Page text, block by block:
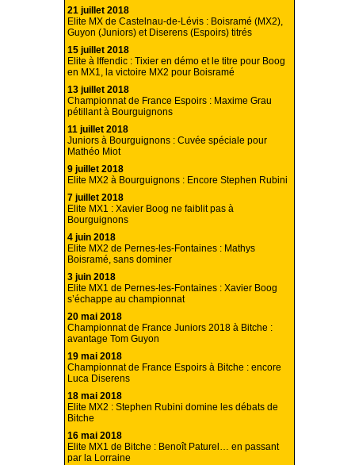
21 juillet 2018
Elite MX de Castelnau-de-Lévis : Boisramé (MX2),
Guyon (Juniors) et Diserens (Espoirs) titrés
15 juillet 2018
Elite à Iffendic : Tixier en démo et le titre pour Boog
en MX1, la victoire MX2 pour Boisramé
13 juillet 2018
Championnat de France Espoirs : Maxime Grau
pétillant à Bourguignons
11 juillet 2018
Juniors à Bourguignons : Cuvée spéciale pour
Mathéo Miot
9 juillet 2018
Elite MX2 à Bourguignons : Encore Stephen Rubini
7 juillet 2018
Elite MX1 : Xavier Boog ne faiblit pas à
Bourguignons
4 juin 2018
Elite MX2 de Pernes-les-Fontaines : Mathys
Boisramé, sans dominer
3 juin 2018
Elite MX1 de Pernes-les-Fontaines : Xavier Boog
s’échappe au championnat
20 mai 2018
Championnat de France Juniors 2018 à Bitche :
avantage Tom Guyon
19 mai 2018
Championnat de France Espoirs à Bitche : encore
Luca Diserens
18 mai 2018
Elite MX2 : Stephen Rubini domine les débats de
Bitche
16 mai 2018
Elite MX1 de Bitche : Benoît Paturel… en passant
par la Lorraine